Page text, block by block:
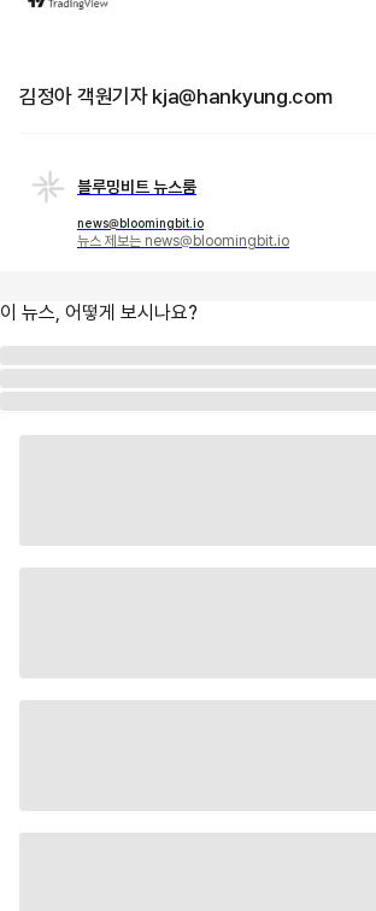
김정아 객원기자 kja@hankyung.com
블루밍비트 뉴스룸
news@bloomingbit.io
뉴스 제보는 news@bloomingbit.io
이 뉴스, 어떻게 보시나요?